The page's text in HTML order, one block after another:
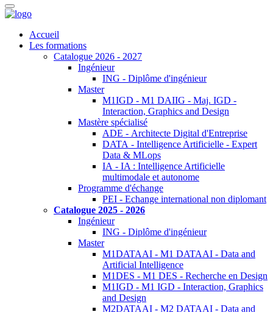
Accueil
Les formations
Catalogue 2026 - 2027
Ingénieur
ING - Diplôme d'ingénieur
Master
M1IGD - M1 DAIIG - Maj. IGD -
Interaction, Graphics and Design
Mastère spécialisé
ADE - Architecte Digital d'Entreprise
DATA - Intelligence Artificielle - Expert
Data & MLops
IA - IA : Intelligence Artificielle
multimodale et autonome
Programme d'échange
PEI - Echange international non diplomant
Catalogue 2025 - 2026
Ingénieur
ING - Diplôme d'ingénieur
Master
M1DATAAI - M1 DATAAI - Data and
Artificial Intelligence
M1DES - M1 DES - Recherche en Design
M1IGD - M1 IGD - Interaction, Graphics
and Design
M2DATAAI - M2 DATAAI - Data and